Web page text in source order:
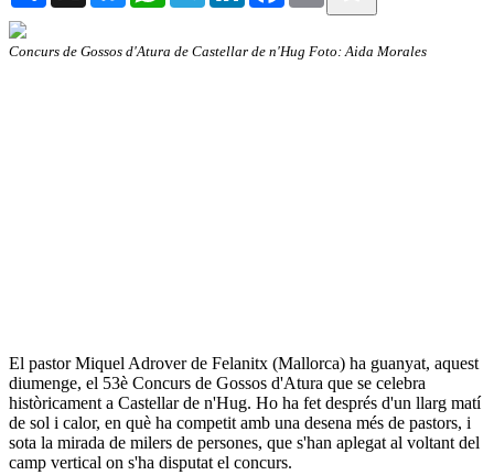
Concurs de Gossos d'Atura de Castellar de n'Hug Foto: Aida Morales
El pastor Miquel Adrover de Felanitx (Mallorca) ha guanyat, aquest
diumenge, el 53è Concurs de Gossos d'Atura que se celebra
històricament a Castellar de n'Hug. Ho ha fet després d'un llarg matí
de sol i calor, en què ha competit amb una desena més de pastors, i
sota la mirada de milers de persones, que s'han aplegat al voltant del
camp vertical on s'ha disputat el concurs.